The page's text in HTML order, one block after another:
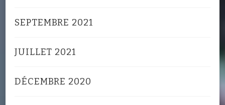
SEPTEMBRE 2021
JUILLET 2021
DÉCEMBRE 2020